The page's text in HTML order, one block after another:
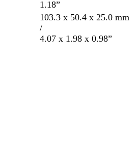
1.18”
103.3 x 50.4 x 25.0 mm
/
4.07 x 1.98 x 0.98”